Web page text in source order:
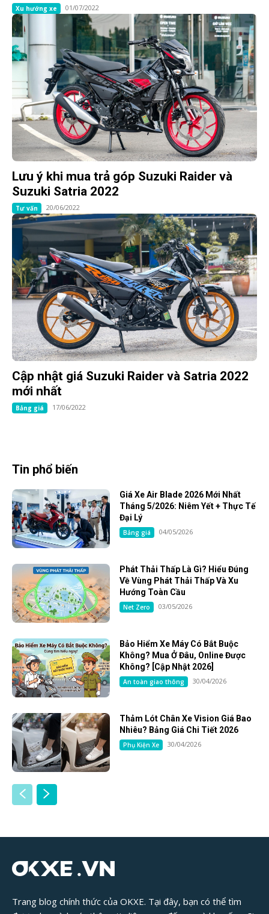
Xu hướng xe 01/07/2022
Lưu ý khi mua trả góp Suzuki Raider và
Suzuki Satria 2022
Tư vấn 20/06/2022
Cập nhật giá Suzuki Raider và Satria 2022
mới nhất
Bảng giá 17/06/2022
Tin phổ biến
Giá Xe Air Blade 2026 Mới Nhất
Tháng 5/2026: Niêm Yết + Thực Tế
Đại Lý
Bảng giá 04/05/2026
Phát Thải Thấp Là Gì? Hiểu Đúng
Về Vùng Phát Thải Thấp Và Xu
Hướng Toàn Cầu
Net Zero 03/05/2026
Bảo Hiểm Xe Máy Có Bắt Buộc
Không? Mua Ở Đâu, Online Được
Không? [Cập Nhật 2026]
An toàn giao thông 30/04/2026
Thảm Lót Chân Xe Vision Giá Bao
Nhiêu? Bảng Giá Chi Tiết 2026
Phụ Kiện Xe 30/04/2026
Trang blog chính thức của OKXE. Tại đây, bạn có thể tìm